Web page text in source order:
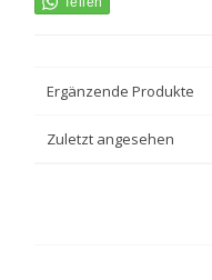
Ergänzende Produkte
Zuletzt angesehen